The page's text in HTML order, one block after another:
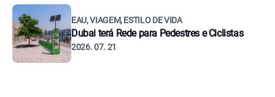
EAU, VIAGEM, ESTILO DE VIDA
Dubai terá Rede para Pedestres e Ciclistas
2026. 07. 21